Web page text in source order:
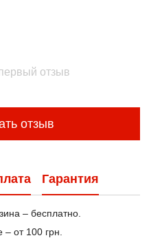
отзыв
отзыв
Гарантия
– бесплатно.
от 100 грн.